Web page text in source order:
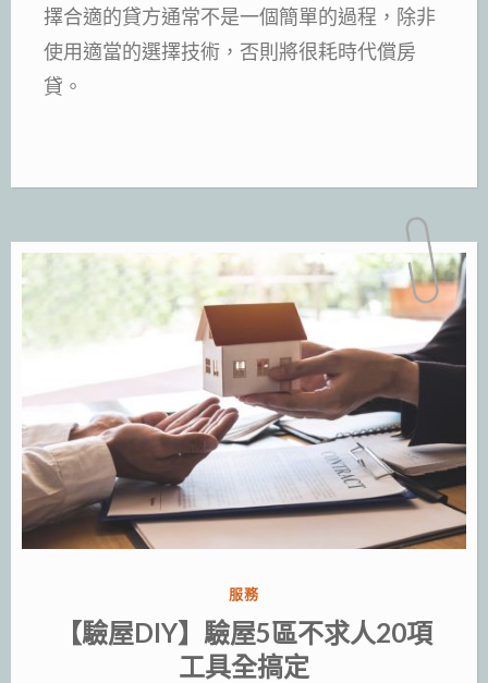
擇合適的貸方通常不是一個簡單的過程，除非
使用適當的選擇技術，否則將很耗時代償房
貸。
分
類:
服務
【驗屋DIY】驗屋5區不求人20項
工具全搞定